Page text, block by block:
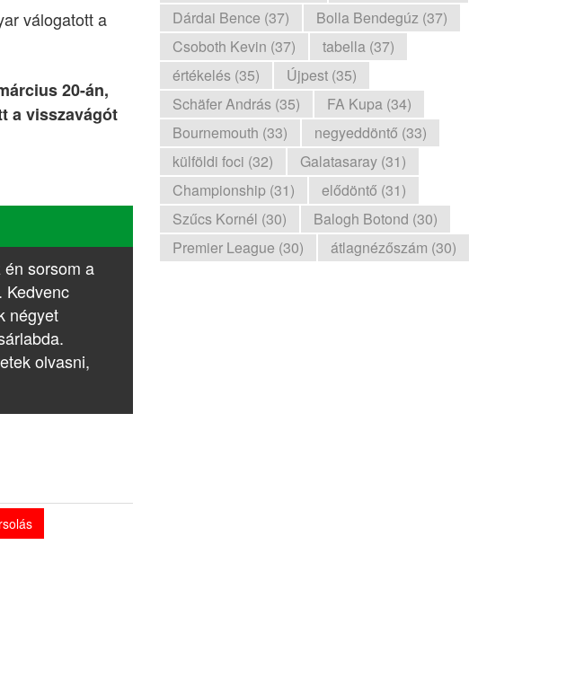
válogatott a
20-án,
a visszavágót
sorsom a
Kedvenc
négyet
olvasni,
Dárdai Bence (37)
Bolla Bendegúz (37)
Csoboth Kevin (37)
tabella (37)
értékelés (35)
Újpest (35)
Schäfer András (35)
FA Kupa (34)
Bournemouth (33)
negyeddöntő (33)
külföldi foci (32)
Galatasaray (31)
Championship (31)
elődöntő (31)
Szűcs Kornél (30)
Balogh Botond (30)
Premier League (30)
átlagnézőszám (30)